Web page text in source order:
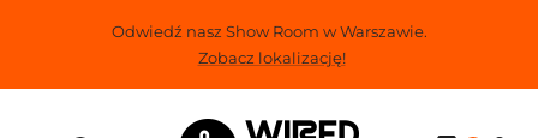
Odwiedź nasz Show Room w Warszawie.
Zobacz lokalizację!